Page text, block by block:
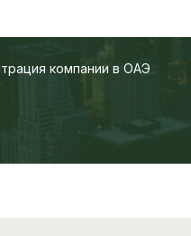
компании в ОАЭ